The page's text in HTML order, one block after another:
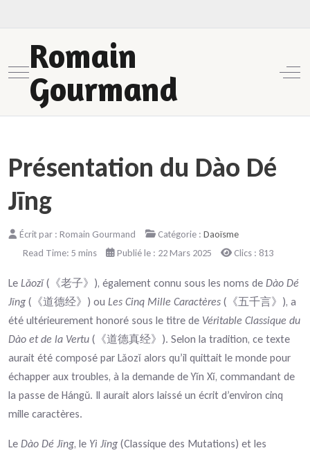
Mobile Menu Toggle
Romain
Gourmand
Off-
Présentation du Dào Dé
Jīng
Écrit par : Romain Gourmand Catégorie : Daoïsme
Read Time: 5 mins
Publié le : 22 Mars 2025 Clics : 813
Le Lǎozǐ(《老子》), également connu sous les noms de Dào Dé
Jīng (《道德经》) ou Les Cinq Mille Caractères (《五千言》), a
été ultérieurement honoré sous le titre de Véritable Classique du
Dào et de la Vertu (《道德真经》). Selon la tradition, ce texte
aurait été composé par Lǎozǐ alors qu’il quittait le monde pour
échapper aux troubles, à la demande de Yǐn Xǐ, commandant de
la passe de Hángǔ. Il aurait alors laissé un écrit d’environ cinq
mille caractères.
Le Dào Dé Jīng, le Yì Jīng (Classique des Mutations) et les